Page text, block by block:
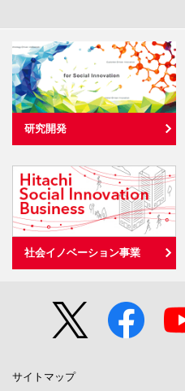
研究開発
社会イノベーション事業
サイトマップ